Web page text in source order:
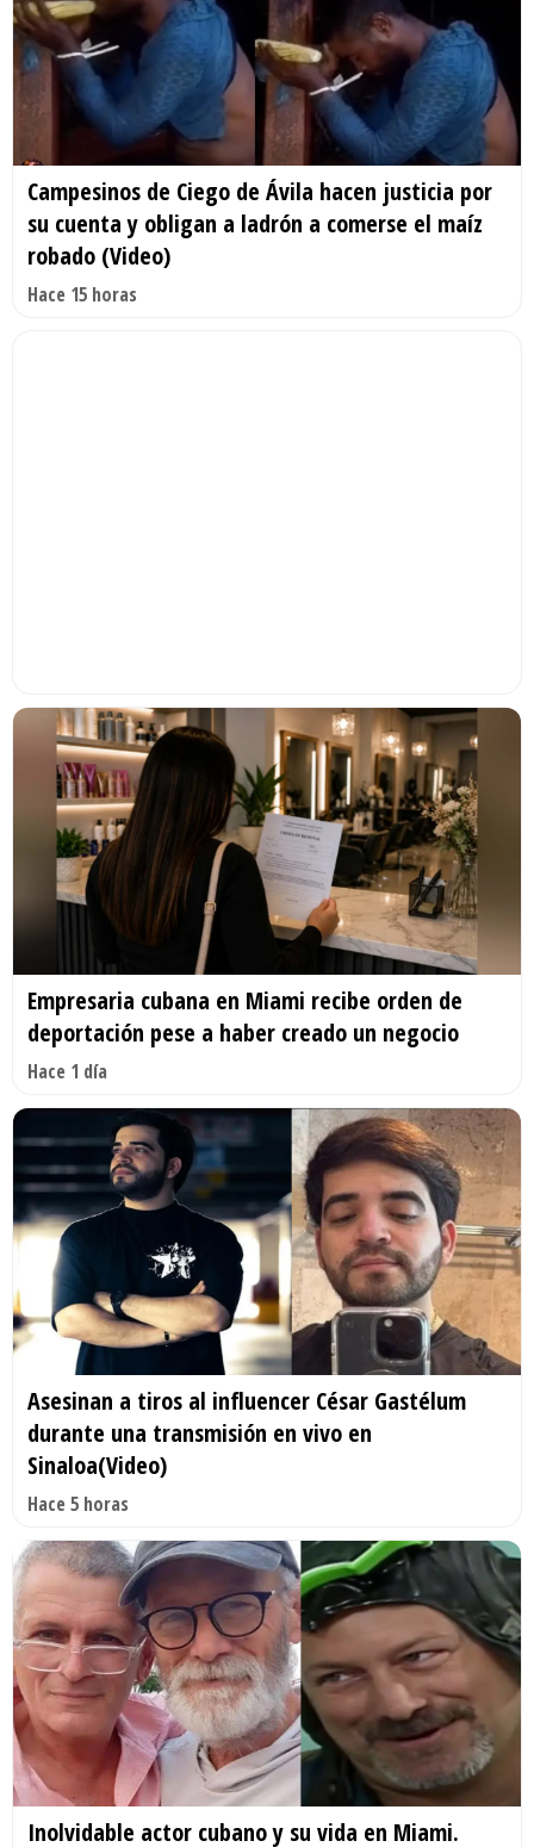
Campesinos de Ciego de Ávila hacen justicia por
su cuenta y obligan a ladrón a comerse el maíz
robado (Video)
Hace 15 horas
Empresaria cubana en Miami recibe orden de
deportación pese a haber creado un negocio
Hace 1 día
Asesinan a tiros al influencer César Gastélum
durante una transmisión en vivo en
Sinaloa(Video)
Hace 5 horas
Inolvidable actor cubano y su vida en Miami.